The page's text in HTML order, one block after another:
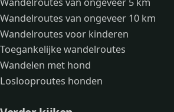
Wandelroutes van ongeveer 10 km
Wandelroutes voor kinderen
Toegankelijke wandelroutes
Wandelen met hond
Loslooproutes honden